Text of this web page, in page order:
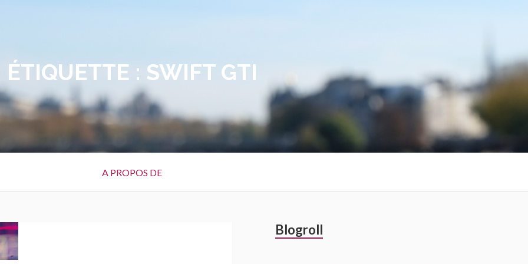
ÉTIQUETTE : SWIFT GTI
A PROPOS DE
Barre
Blogroll